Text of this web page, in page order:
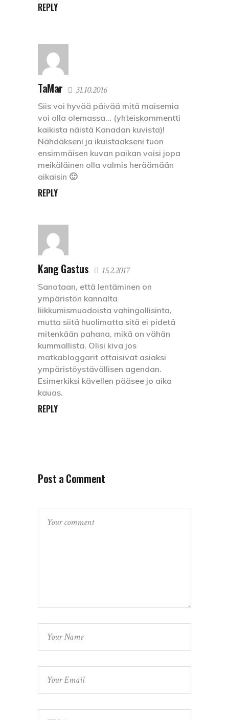
REPLY
TaMar 31.10.2016
Siis voi hyvää päivää mitä maisemia
voi olla olemassa… (yhteiskommentti
kaikista näistä Kanadan kuvista)!
Nähdäkseni ja ikuistaakseni tuon
ensimmäisen kuvan paikan voisi jopa
meikäläinen olla valmis heräämään
aikaisin 🙂
REPLY
Kang Gastus 15.2.2017
Sanotaan, että lentäminen on
ympäristön kannalta
liikkumismuodoista vahingollisinta,
mutta siitä huolimatta sitä ei pidetä
mitenkään pahana, mikä on vähän
kummallista. Olisi kiva jos
matkabloggarit ottaisivat asiaksi
ympäristöystävällisen agendan.
Esimerkiksi kävellen pääsee jo aika
kauas.
REPLY
Post a Comment